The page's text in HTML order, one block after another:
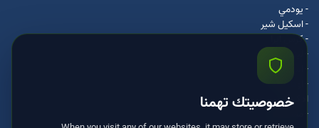
- يودمي
- اسکیل شیر
- كرس ايرا
- لیندا
- اسكيل سفت
- اوداسيتي
ادكس
- مستر كلس
خصوصيتك تهمنا